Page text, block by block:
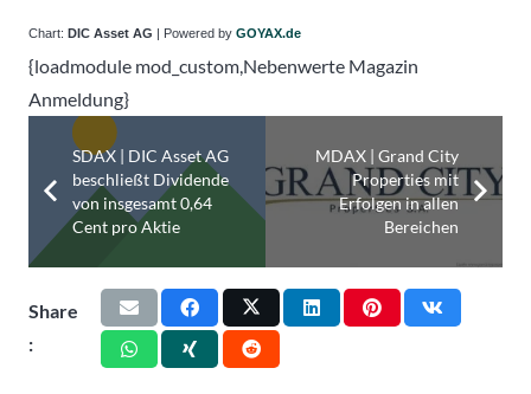
Chart: DIC Asset AG | Powered by GOYAX.de
{loadmodule mod_custom,Nebenwerte Magazin
Anmeldung}
SDAX | DIC Asset AG
beschließt Dividende
von insgesamt 0,64
Cent pro Aktie
MDAX | Grand City
Properties mit
Erfolgen in allen
Bereichen
Share
: